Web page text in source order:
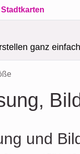
Stadtkarten
ganz
und